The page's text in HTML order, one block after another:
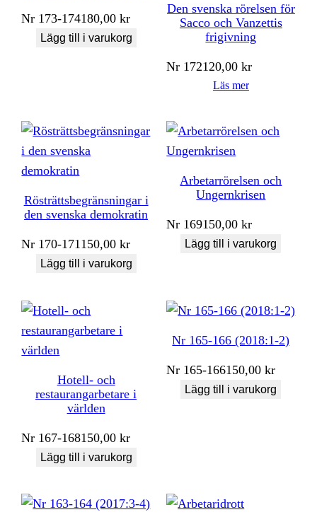
Nr 173-174180,00kr
Lägg till i varukorg
Den svenska rörelsen för
Sacco och Vanzettis
frigivning
Nr 172120,00kr
Läs mer
Rösträttsbegränsningar i
den svenska demokratin
Nr 170-171150,00kr
Lägg till i varukorg
Arbetarrörelsen och
Ungernkrisen
Nr 169150,00kr
Lägg till i varukorg
Hotell- och
restaurangarbetare i
världen
Nr 167-168150,00kr
Lägg till i varukorg
Nr 165-166 (2018:1-2)
Nr 165-166150,00kr
Lägg till i varukorg